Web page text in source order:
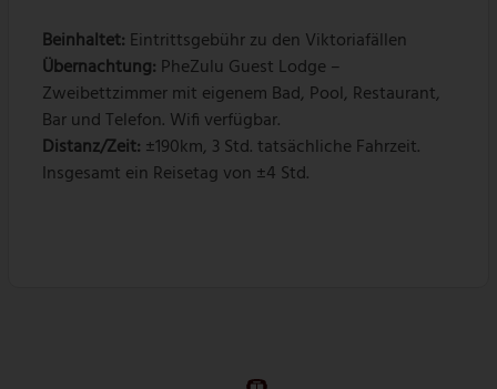
Beinhaltet: Eintrittsgebühr zu den Viktoriafällen
Übernachtung: PheZulu Guest Lodge –
Zweibettzimmer mit eigenem Bad, Pool, Restaurant,
Bar und Telefon. Wifi verfügbar.
Distanz/Zeit: ±190km, 3 Std. tatsächliche Fahrzeit.
Insgesamt ein Reisetag von ±4 Std.